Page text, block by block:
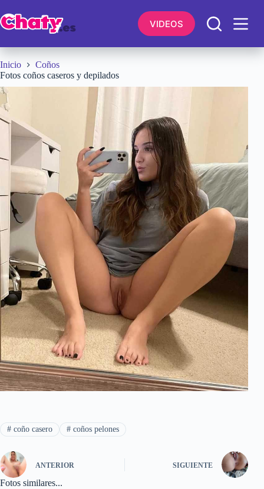
al
contenido
VIDEOS
Inicio
Coños
Fotos coños caseros y depilados
#coño casero #coños pelones
ANTERIOR SIGUIENTE
Fotos similares...